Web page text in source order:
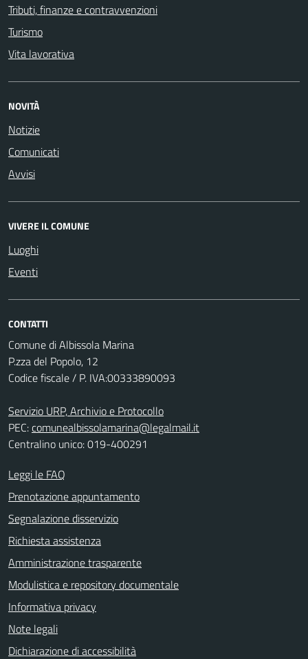
Tributi, finanze e contravvenzioni
Turismo
Vita lavorativa
NOVITÀ
Notizie
Comunicati
Avvisi
VIVERE IL COMUNE
Luoghi
Eventi
CONTATTI
Comune di Albissola Marina
P.zza del Popolo, 12
Codice fiscale / P. IVA:00333890093
Servizio URP, Archivio e Protocollo
PEC:comunealbissolamarina@legalmail.it
Centralino unico: 019-400291
Leggi le FAQ
Prenotazione appuntamento
Segnalazione disservizio
Richiesta assistenza
Amministrazione trasparente
Modulistica e repository documentale
Informativa privacy
Note legali
Dichiarazione di accessibilità